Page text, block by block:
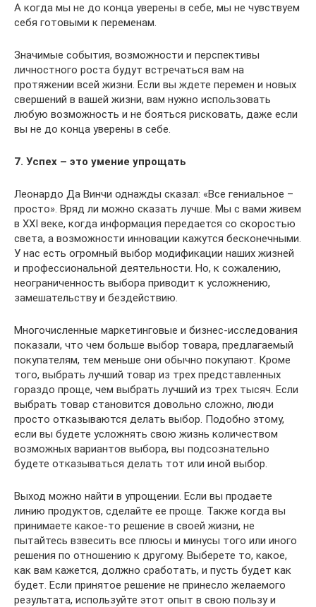
А когда мы не до конца уверены в себе, мы не чувствуем
себя готовыми к переменам.
Значимые события, возможности и перспективы
личностного роста будут встречаться вам на
протяжении всей жизни. Если вы ждете перемен и новых
свершений в вашей жизни, вам нужно использовать
любую возможность и не бояться рисковать, даже если
вы не до конца уверены в себе.
7. Успех – это умение упрощать
Леонардо Да Винчи однажды сказал: «Все гениальное –
просто». Вряд ли можно сказать лучше. Мы с вами живем
в XXI веке, когда информация передается со скоростью
света, а возможности инновации кажутся бесконечными.
У нас есть огромный выбор модификации наших жизней
и профессиональной деятельности. Но, к сожалению,
неограниченность выбора приводит к усложнению,
замешательству и бездействию.
Многочисленные маркетинговые и бизнес-исследования
показали, что чем больше выбор товара, предлагаемый
покупателям, тем меньше они обычно покупают. Кроме
того, выбрать лучший товар из трех представленных
гораздо проще, чем выбрать лучший из трех тысяч. Если
выбрать товар становится довольно сложно, люди
просто отказываются делать выбор. Подобно этому,
если вы будете усложнять свою жизнь количеством
возможных вариантов выбора, вы подсознательно
будете отказываться делать тот или иной выбор.
Выход можно найти в упрощении. Если вы продаете
линию продуктов, сделайте ее проще. Также когда вы
принимаете какое-то решение в своей жизни, не
пытайтесь взвесить все плюсы и минусы того или иного
решения по отношению к другому. Выберете то, какое,
как вам кажется, должно сработать, и пусть будет как
будет. Если принятое решение не принесло желаемого
результата, используйте этот опыт в свою пользу и